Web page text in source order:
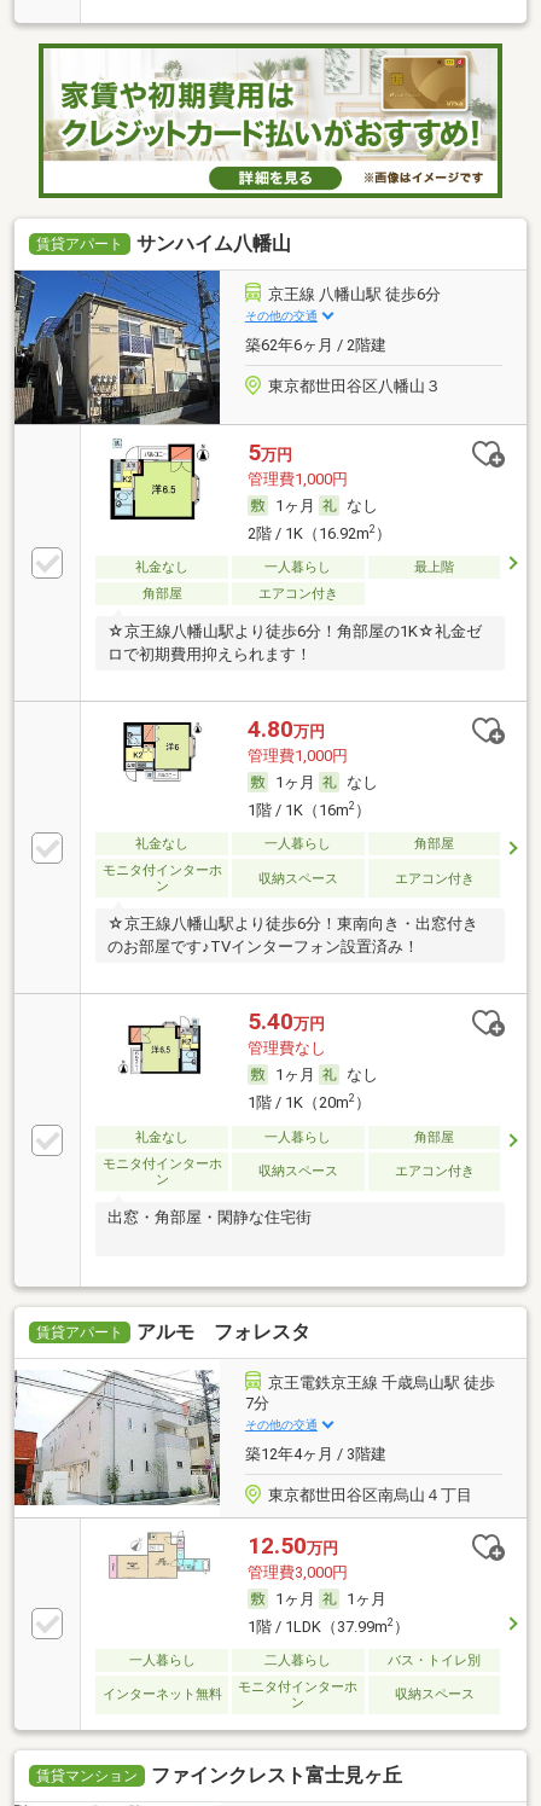
賃貸アパート サンハイム八幡山
京王線 八幡山駅 徒歩6分
その他の交通
築62年6ヶ月 / 2階建
東京都世田谷区八幡山３
5万円
管理費1,000円
1ヶ月
なし
2階 / 1K（16.92m2）
礼金なし 一人暮らし
最上階
角部屋
エアコン付き
☆京王線八幡山駅より徒歩6分！角部屋の1K☆礼金ゼ
ロで初期費用抑えられます！
4.80万円
管理費1,000円
1ヶ月
なし
1階 / 1K（16m2）
礼金なし 一人暮らし
角部屋
モニタ付インターホ
ン
収納スペース エアコン付き
☆京王線八幡山駅より徒歩6分！東南向き・出窓付き
のお部屋です♪TVインターフォン設置済み！
5.40万円
管理費なし
1ヶ月
なし
1階 / 1K（20m2）
礼金なし 一人暮らし
角部屋
モニタ付インターホ
ン
収納スペース エアコン付き
出窓・角部屋・閑静な住宅街
賃貸アパート アルモ フォレスタ
京王電鉄京王線 千歳烏山駅 徒歩
7分
その他の交通
築12年4ヶ月 / 3階建
東京都世田谷区南烏山４丁目
12.50万円
管理費3,000円
1ヶ月
1ヶ月
1階 / 1LDK（37.99m2）
一人暮らし 二人暮らし バス・トイレ別
インターネット無料
モニタ付インターホ
ン
収納スペース
賃貸マンション ファインクレスト富士見ヶ丘